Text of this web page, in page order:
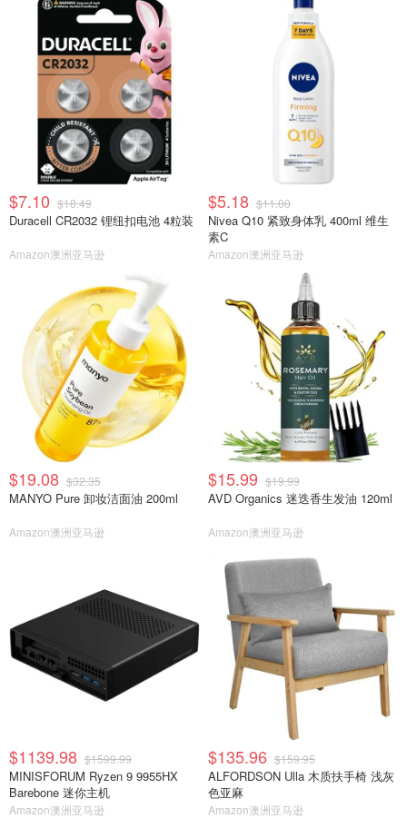
$7.10 $18.49
Duracell CR2032 锂纽扣电池 4粒装
Amazon澳洲亚马逊
$5.18 $11.00
Nivea Q10 紧致身体乳 400ml 维生
素C
Amazon澳洲亚马逊
$19.08 $32.35
MANYO Pure 卸妆洁面油 200ml
Amazon澳洲亚马逊
$15.99 $19.99
AVD Organics 迷迭香生发油 120ml
Amazon澳洲亚马逊
$1139.98 $1599.99
MINISFORUM Ryzen 9 9955HX
Barebone 迷你主机
Amazon澳洲亚马逊
$135.96 $159.95
ALFORDSON Ulla 木质扶手椅 浅灰
色亚麻
Amazon澳洲亚马逊